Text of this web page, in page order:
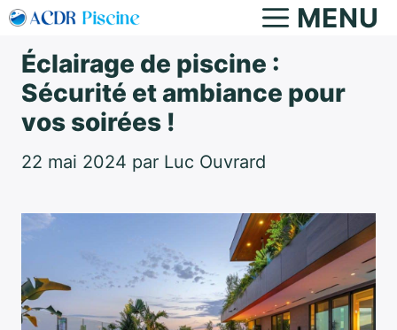
Aller
contenu
MENU
Éclairage de piscine :
Sécurité et ambiance pour
vos soirées !
22 mai 2024 par Luc Ouvrard